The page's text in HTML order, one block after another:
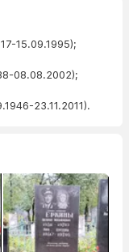
15.09.1995);
08.08.2002);
23.11.2011).